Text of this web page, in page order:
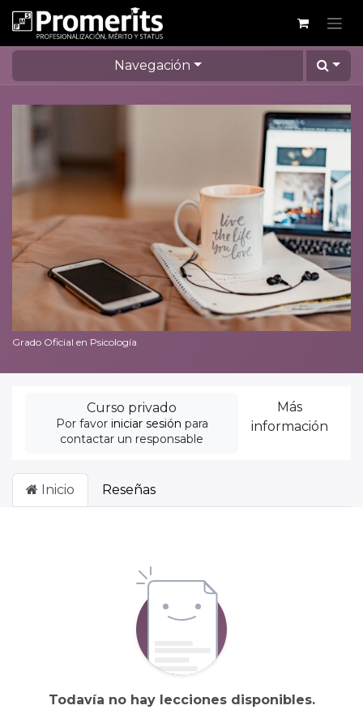
Navegación
Grado Oficial en Psicología
Curso privado
Por favor iniciar sesión para
contactar un responsable
Más
información
Inicio Reseñas
Todavía no hay lecciones disponibles.